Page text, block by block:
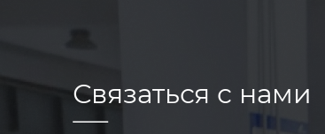
Связаться с нами